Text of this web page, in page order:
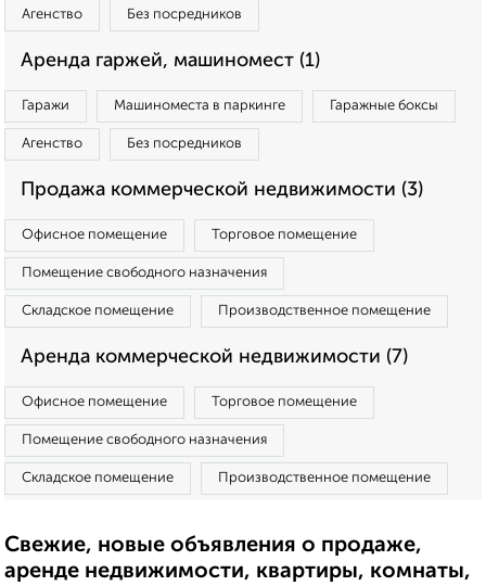
Агенство Без посредников
Аренда гаржей, машиномест (1)
Гаражи Машиноместа в паркинге Гаражные боксы
Агенство Без посредников
Продажа коммерческой недвижимости (3)
Офисное помещение Торговое помещение
Помещение свободного назначения
Складское помещение Производственное помещение
Аренда коммерческой недвижимости (7)
Офисное помещение Торговое помещение
Помещение свободного назначения
Складское помещение Производственное помещение
Свежие, новые объявления о продаже,
аренде недвижимости, квартиры, комнаты,